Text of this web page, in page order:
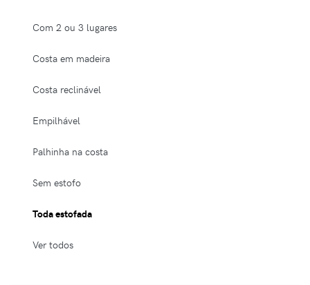
Com 2 ou 3 lugares
Costa em madeira
Costa reclinável
Empilhável
Palhinha na costa
Sem estofo
Toda estofada
Ver todos